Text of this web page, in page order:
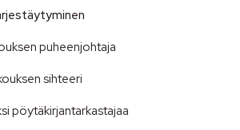
puheenjohtaja
sihteeri
pöytäkirjantarkastajaa